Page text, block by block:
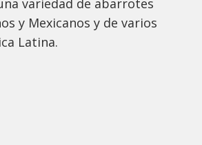
variedad de abarrotes
y Mexicanos y de varios
Latina.